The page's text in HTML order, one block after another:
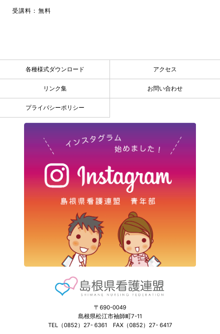
受講料：無料
各種様式ダウンロード アクセス
リンク集 お問い合わせ
プライバシーポリシー
〒690-0049
島根県松江市袖師町7-11
TEL（0852）27- 6361 FAX（0852）27- 6417